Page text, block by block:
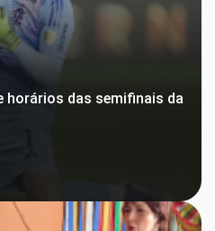
horários das semifinais da